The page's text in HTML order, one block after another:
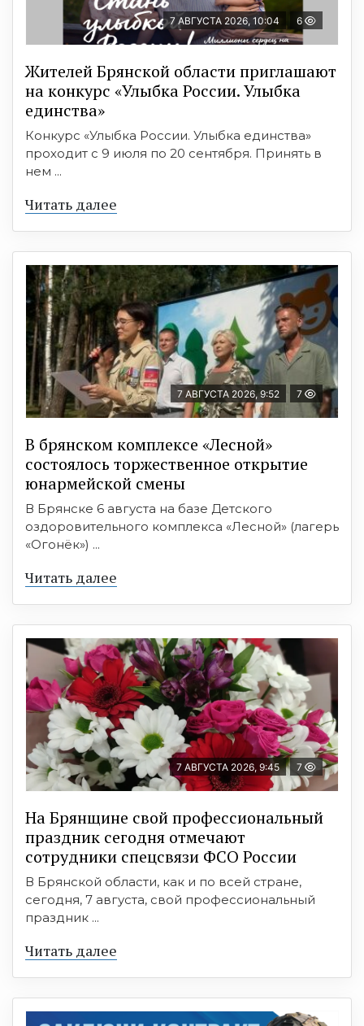
7 АВГУСТА 2026, 10:04 6
Жителей Брянской области приглашают
на конкурс «Улыбка России. Улыбка
единства»
Конкурс «Улыбка России. Улыбка единства»
проходит с 9 июля по 20 сентября. Принять в
нем ...
Читать далее
7 АВГУСТА 2026, 9:52 7
В брянском комплексе «Лесной»
состоялось торжественное открытие
юнармейской смены
В Брянске 6 августа на базе Детского
оздоровительного комплекса «Лесной» (лагерь
«Огонёк») ...
Читать далее
7 АВГУСТА 2026, 9:45 7
На Брянщине свой профессиональный
праздник сегодня отмечают
сотрудники спецсвязи ФСО России
В Брянской области, как и по всей стране,
сегодня, 7 августа, свой профессиональный
праздник ...
Читать далее